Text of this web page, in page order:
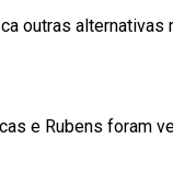
outras
e Rubens foram